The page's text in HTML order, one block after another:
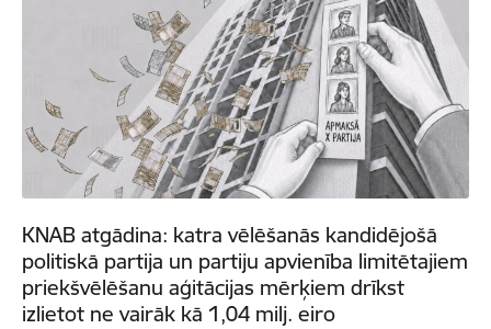
KNAB atgādina: katra vēlēšanās kandidējošā
politiskā partija un partiju apvienība limitētajiem
priekšvēlēšanu aģitācijas mērķiem drīkst
izlietot ne vairāk kā 1,04 milj. eiro